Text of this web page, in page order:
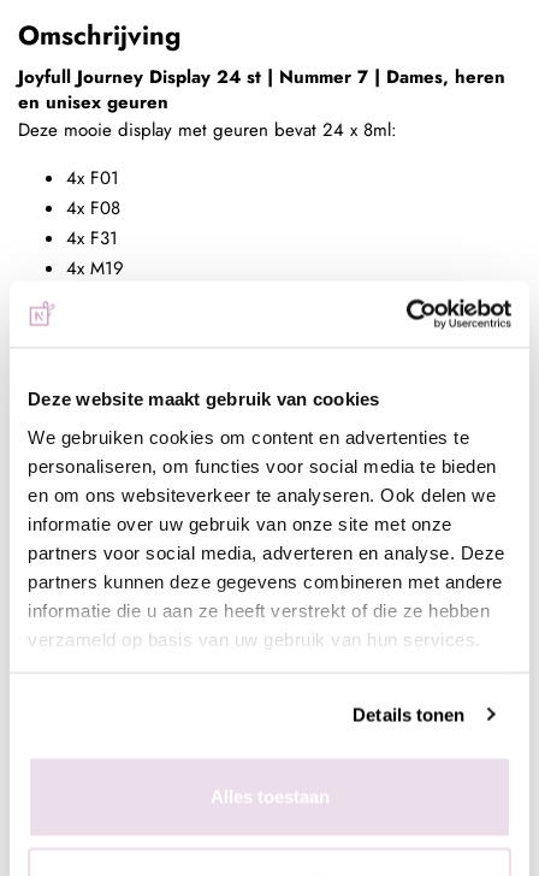
Deze website maakt gebruik van cookies
We gebruiken cookies om content en advertenties te
personaliseren, om functies voor social media te bieden
en om ons websiteverkeer te analyseren. Ook delen we
informatie over uw gebruik van onze site met onze
partners voor social media, adverteren en analyse. Deze
partners kunnen deze gegevens combineren met andere
informatie die u aan ze heeft verstrekt of die ze hebben
verzameld op basis van uw gebruik van hun services.
Details tonen
Alles toestaan
Omschrijving
Joyfull Journey Display 24 st | Nummer 7 | Dames, heren
en unisex geuren
Deze mooie display met geuren bevat 24 x 8ml:
4x F01
4x F08
4x F31
4x M19
jouw salon.
Benieuwd welke geuren in deze display zitten? Je kunt ze
bekijken tussen alle geuren en zien welke geurnoten in deze
heerlijke parfums zitten. Je bekijkt zehier.
Tip: gebruik 1 van iedere geur als tester, de andere geuren kun
je verkopen. Zijn de favoriete geuren op? Dan kun je die per
4st aankopen om jouw display weer aan te vullen.
automiser. Hierdoor is het ideaal om mee te nemen onderweg.
eindeloos uitbereiden zonder meteen grote flacons aan te
Ben jij een salon, winkel of andere retailer? Dan kun jij deze